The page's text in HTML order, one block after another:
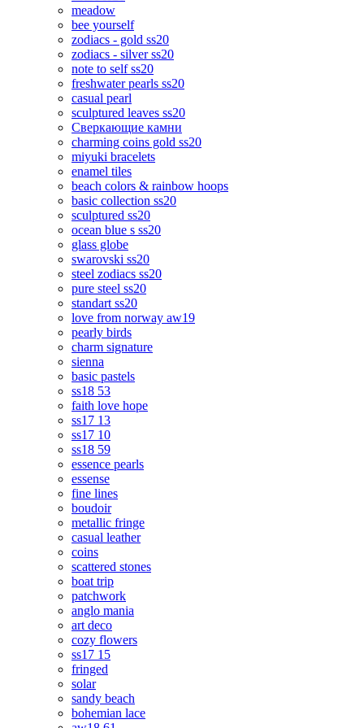
meadow
bee yourself
zodiacs - gold ss20
zodiacs - silver ss20
note to self ss20
freshwater pearls ss20
casual pearl
sculptured leaves ss20
Сверкающие камни
charming coins gold ss20
miyuki bracelets
enamel tiles
beach colors & rainbow hoops
basic collection ss20
sculptured ss20
ocean blue s ss20
glass globe
swarovski ss20
steel zodiacs ss20
pure steel ss20
standart ss20
love from norway aw19
pearly birds
charm signature
sienna
basic pastels
ss18 53
faith love hope
ss17 13
ss17 10
ss18 59
essence pearls
essense
fine lines
boudoir
metallic fringe
casual leather
coins
scattered stones
boat trip
patchwork
anglo mania
art deco
cozy flowers
ss17 15
fringed
solar
sandy beach
bohemian lace